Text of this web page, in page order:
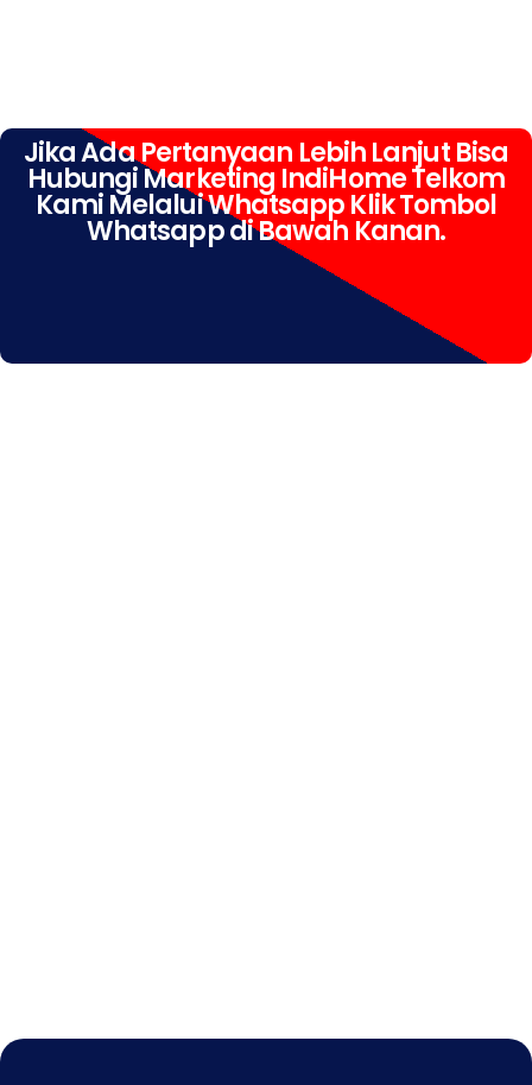
Jika Ada Pertanyaan Lebih Lanjut Bisa
Hubungi Marketing IndiHome Telkom
Kami Melalui Whatsapp Klik Tombol
Whatsapp di Bawah Kanan.